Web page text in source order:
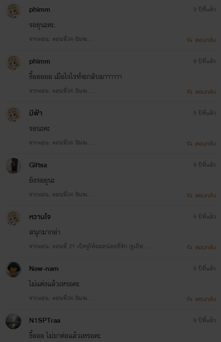
หลุดเพราะเขาดันมารู้ความลับวัยเด็กของหล่อน!!
-หมอฟันสายยั่วกับผัวเด็กทั้งสาม(4P) เรื่องราวของยี่หวา หมอฟันอาภัพรักที่พอเจอเรื่อคู่ ดันเจอเข้า
มาพร้อมกันถึงสามคน!!
เรื่องราวรักร้อนฉ่าของราชนิกูลหนุ่มที่ถูกกล่าวหาว่าเป็นพวกรักร่วมเพศ และคู่หมั้นสาวที่พยายาม
พิสูจน์จนถูกอีกฝ่ายซ้อนแผน
10.หมอฉุกเฉินเกินต้านรัก
ฟองเบียร์ สูญเสียทุกคนรอบตัวเพราะเข้าใจมาเสมอว่าตัวเองคิอตัวซวยที่เป็นค้นเหตุทุกอย่าง จน
กระทั่งได้มาล่วงรู้ความลับของคิมหันต์อย่างไม่ตั้งใจ แล้วความซวยแบบฉุดไม่อยู่ก็บังเกิดขึ้น
11.พยศร้ายแลกรัก
อติเทพจมปลักกับอดีตที่ถูกดารินหักหลัง แล้ววันหนึ่ง เบลล์ก็ยิ่งทำให้แรงแค้นนั้นเพิ่มขึ้น เพราะหน้าตา
12.มาเฟียสาวสายหื่น สังคมมาเฟียมันอยู่ยาก ไดอาน่าจึงกลายเป็นสาวร้อนรักเพื่อเอาชนะชายโฉด
แต่แล้วหญิงแกร่งก็ดันมาพ่ายแพ้ให้ไททานิก ตำรวจหนุ่มมากเล่ห์จนได้
13. แผนร้ายบำเรอรัก
เขามีหน้าที่ปราบพยศมัทนาน้องสาวบุญธรรมที่กำลังขยับมาเป็นแม่เลี้ยงด้วยเหตุผลบางอย่าง
จึงเริ่มขึ้น
phimm
รอยุนะคะ.
จากตอน: ตอนที่34 ฉันจะ….
9 ปีที่แล้ว
ตอบกลับ
phimm
งื้อออออ เมือไรไรท์จะกลับมาาาาาา
จากตอน: ตอนที่34 ฉันจะ….
9 ปีที่แล้ว
ตอบกลับ
มีฟ้า
รอนะคะ
จากตอน: ตอนที่34 ฉันจะ….
9 ปีที่แล้ว
ตอบกลับ
Giftsa
ยังรอยุนะ
จากตอน: ตอนที่34 ฉันจะ….
9 ปีที่แล้ว
ตอบกลับ
หวานใจ
สนุกมากอ่า
จากตอน: ตอนที่ 21 เปิดรูให้ผมหน่อยที่รัก (รูเยิฟ เริ
9 ปีที่แล้ว
ตอบกลับ
New-nam
ไม่แต่งแล้วเหรอคะ
จากตอน: ตอนที่34 ฉันจะ….
9 ปีที่แล้ว
ตอบกลับ
N1SPTraa
งื้อออ ไม่มาต่อแล้วเหรอคะ
9 ปีที่แล้ว